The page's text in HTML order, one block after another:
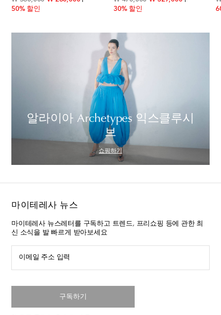
50% 할인
30% 할인
알라이아 Archetypes 익스클루시
브
쇼핑하기
마이테레사 뉴스
마이테레사 뉴스레터를 구독하고 트렌드, 프리쇼핑 등에 관한 최
신 소식을 발 빠르게 받아보세요
이메일 주소 입력
구독하기